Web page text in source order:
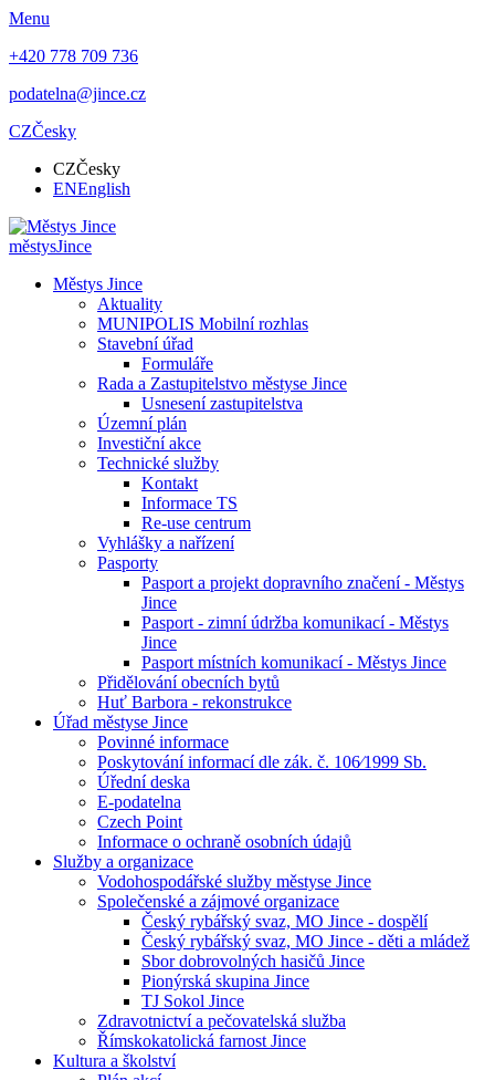
Menu
+420 778 709 736
podatelna@jince.cz
CZČesky
CZČesky
ENEnglish
městysJince
Městys Jince
Aktuality
MUNIPOLIS Mobilní rozhlas
Stavební úřad
Formuláře
Rada a Zastupitelstvo městyse Jince
Usnesení zastupitelstva
Územní plán
Investiční akce
Technické služby
Kontakt
Informace TS
Re-use centrum
Vyhlášky a nařízení
Pasporty
Pasport a projekt dopravního značení - Městys
Jince
Pasport - zimní údržba komunikací - Městys
Jince
Pasport místních komunikací - Městys Jince
Přidělování obecních bytů
Huť Barbora - rekonstrukce
Úřad městyse Jince
Povinné informace
Poskytování informací dle zák. č. 106⁄1999 Sb.
Úřední deska
E-podatelna
Czech Point
Informace o ochraně osobních údajů
Služby a organizace
Vodohospodářské služby městyse Jince
Společenské a zájmové organizace
Český rybářský svaz, MO Jince - dospělí
Český rybářský svaz, MO Jince - děti a mládež
Sbor dobrovolných hasičů Jince
Pionýrská skupina Jince
TJ Sokol Jince
Zdravotnictví a pečovatelská služba
Římskokatolická farnost Jince
Kultura a školství